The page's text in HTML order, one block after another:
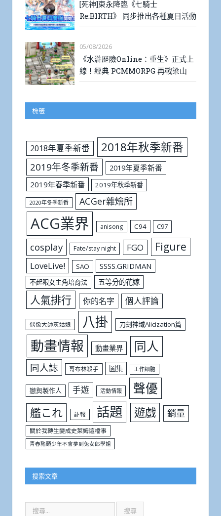
[死神]東永降臨《七騎士
Re:BIRTH》 同步推出各種夏日活動
05/08/2026
《水滸歷險Online：重生》正式上
線！經典 PCMMORPG 再戰梁山
標籤
2018年夏季新番 2018年秋季新番
2019年冬季新番
2019年夏季新番
2019年春季新番
2019年秋季新番
2020年冬季新番 ACGer雜燴所
ACG業界 anisong C94 C97
cosplay Fate/stay night FGO Figure
LoveLive! SAO SSSS.GRIDMAN
不起眼女主角培育法 五等分的花嫁
人氣排行 你的名字 個人評論
偶像大師灰姑娘 八掛 刀劍神域Alicization篇
動畫情報 動畫業界 同人
同人誌 哥布林殺手 圖集 工作細胞
戀與製作人 手遊 活動情報 聲優
艦これ 訃報 話題 遊戲 銷量
關於我轉生變成史萊姆這檔事
青春豬頭少年不會夢到兔女郎學姐
搜索文章